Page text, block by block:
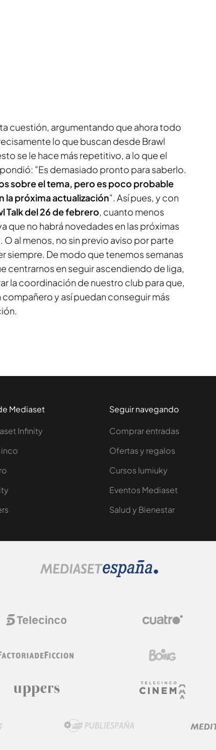
cuestión, argumentando que ahora todo
lo que buscan desde Brawl
se le hace más repetitivo, a lo que el
"Es demasiado pronto para saberlo.
sobre el tema, pero es poco probable
la próxima actualización". Así pues, y con
Talk del 26 de febrero, cuanto menos
que no habrá novedades en las próximas
al menos, no sin previo aviso por parte
siempre. De modo que tenemos semanas
centrarnos en seguir ascendiendo de liga,
la coordinación de nuestro club para que,
y así puedan conseguir más
Mediaset
Infinity
Seguir navegando
Comprar entradas
Ofertas y regalos
Cursos Iumiuky
Eventos Mediaset
Salud y Bienestar